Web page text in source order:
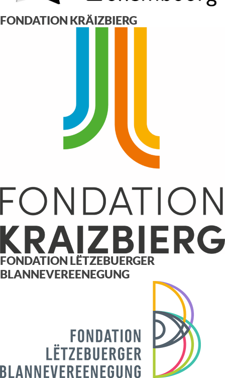
FONDATION KRÄIZBIERG
FONDATION LËTZEBUERGER
BLANNEVEREENEGUNG